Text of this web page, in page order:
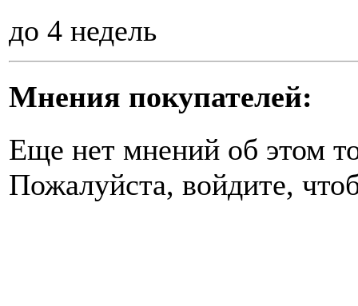
до 4 недель
Мнения покупателей:
Еще нет мнений об этом
Пожалуйста, войдите,